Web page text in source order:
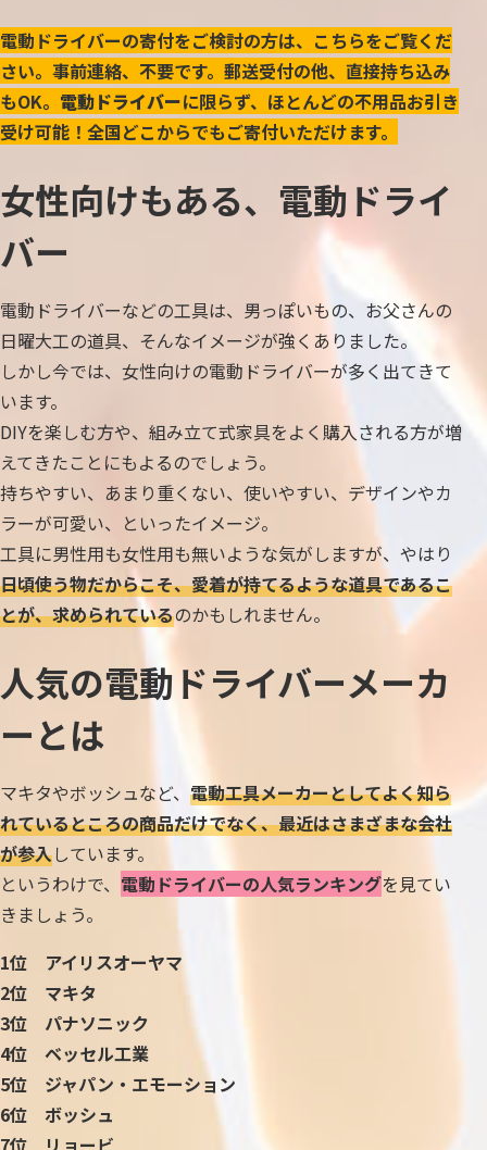
電動ドライバーの寄付をご検討の方は、こちらをご覧くだ
さい。事前連絡、不要です。郵送受付の他、直接持ち込み
もOK。 電動ドライバーに限らず、ほとんどの不用品お引き
受け可能！全国どこからでもご寄付いただけます。
女性向けもある、電動ドライ
バー
電動ドライバーなどの工具は、男っぽいもの、お父さんの
日曜大工の道具、そんなイメージが強くありました。
しかし今では、女性向けの電動ドライバーが多く出てきて
います。
DIYを楽しむ方や、組み立て式家具をよく購入される方が増
えてきたことにもよるのでしょう。
持ちやすい、あまり重くない、使いやすい、デザインやカ
ラーが可愛い、といったイメージ。
工具に男性用も女性用も無いような気がしますが、やはり
日頃使う物だからこそ、愛着が持てるような道具であるこ
とが、求められているのかもしれません。
人気の電動ドライバーメーカ
ーとは
マキタやボッシュなど、 電動工具メーカーとしてよく知ら
れているところの商品だけでなく、最近はさまざまな会社
が参入しています。
というわけで、 電動ドライバーの人気ランキングを見てい
きましょう。
1位 アイリスオーヤマ
2位 マキタ
3位 パナソニック
4位 ベッセル工業
5位 ジャパン・エモーション
6位 ボッシュ